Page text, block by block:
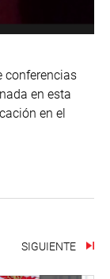
conferencias
en esta
en el
SIGUIENTE